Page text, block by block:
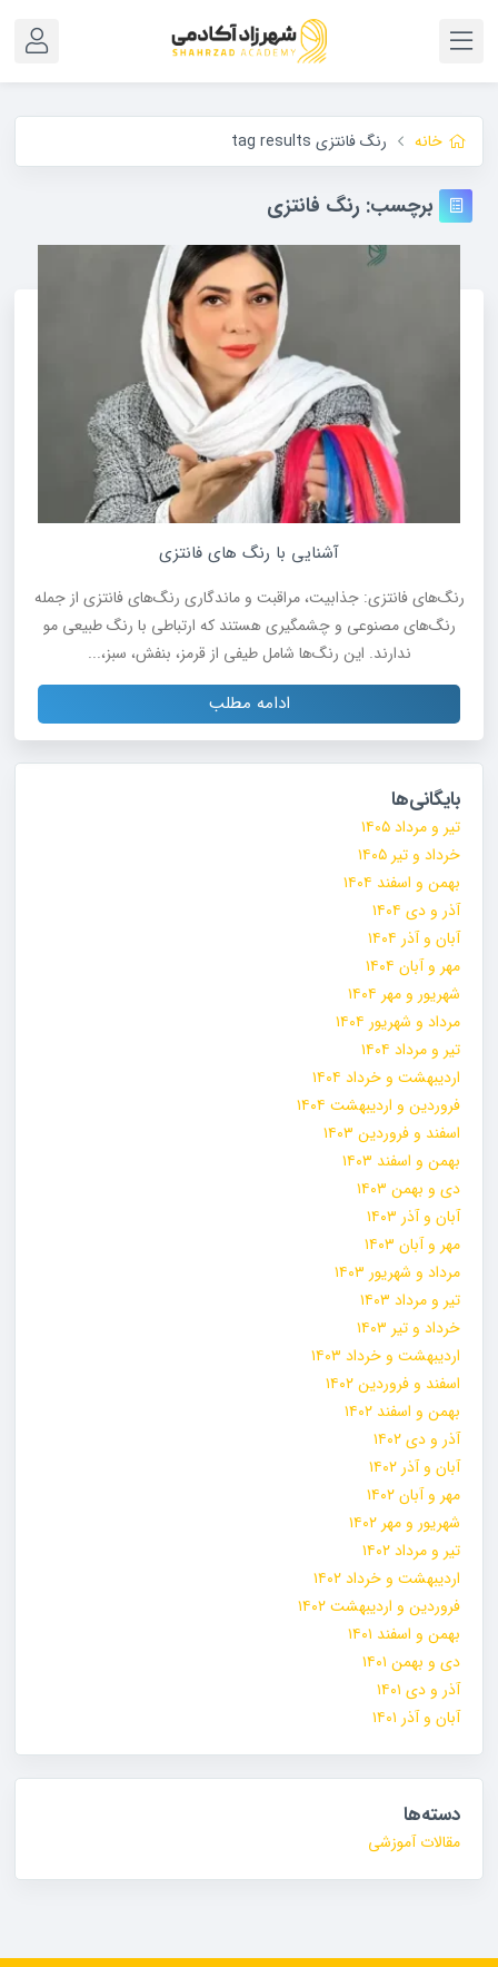
خانه رنگ فانتزی tag results
برچسب: رنگ فانتزی
آشنایی با رنگ های فانتزی
رنگ‌های فانتزی: جذابیت، مراقبت و ماندگاری رنگ‌های فانتزی از جمله
رنگ‌های مصنوعی و چشمگیری هستند که ارتباطی با رنگ طبیعی مو
ندارند. این رنگ‌ها شامل طیفی از قرمز، بنفش، سبز،...
ادامه مطلب
بایگانی‌ها
تیر و مرداد ۱۴۰۵
خرداد و تیر ۱۴۰۵
بهمن و اسفند ۱۴۰۴
آذر و دی ۱۴۰۴
آبان و آذر ۱۴۰۴
مهر و آبان ۱۴۰۴
شهریور و مهر ۱۴۰۴
مرداد و شهریور ۱۴۰۴
تیر و مرداد ۱۴۰۴
اردیبهشت و خرداد ۱۴۰۴
فروردین و اردیبهشت ۱۴۰۴
اسفند و فروردین ۱۴۰۳
بهمن و اسفند ۱۴۰۳
دی و بهمن ۱۴۰۳
آبان و آذر ۱۴۰۳
مهر و آبان ۱۴۰۳
مرداد و شهریور ۱۴۰۳
تیر و مرداد ۱۴۰۳
خرداد و تیر ۱۴۰۳
اردیبهشت و خرداد ۱۴۰۳
اسفند و فروردین ۱۴۰۲
بهمن و اسفند ۱۴۰۲
آذر و دی ۱۴۰۲
آبان و آذر ۱۴۰۲
مهر و آبان ۱۴۰۲
شهریور و مهر ۱۴۰۲
تیر و مرداد ۱۴۰۲
اردیبهشت و خرداد ۱۴۰۲
فروردین و اردیبهشت ۱۴۰۲
بهمن و اسفند ۱۴۰۱
دی و بهمن ۱۴۰۱
آذر و دی ۱۴۰۱
آبان و آذر ۱۴۰۱
دسته‌ها
مقالات آموزشی